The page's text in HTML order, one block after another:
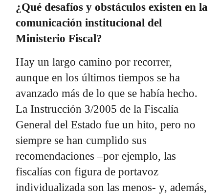
¿Qué desafíos y obstáculos existen en la
comunicación institucional del
Ministerio Fiscal?
Hay un largo camino por recorrer,
aunque en los últimos tiempos se ha
avanzado más de lo que se había hecho.
La Instrucción 3/2005 de la Fiscalía
General del Estado fue un hito, pero no
siempre se han cumplido sus
recomendaciones –por ejemplo, las
fiscalías con figura de portavoz
individualizada son las menos- y, además,